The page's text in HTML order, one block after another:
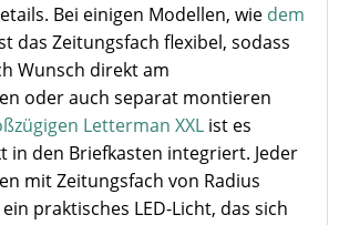
Bei einigen Modellen, wie dem
das Zeitungsfach flexibel, sodass
Wunsch direkt am
oder auch separat montieren
Letterman XXL ist es
in den Briefkasten integriert. Jeder
mit Zeitungsfach von Radius
praktisches LED-Licht, das sich